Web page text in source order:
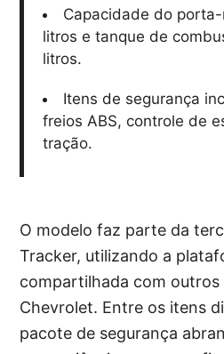
Capacidade do
litros e tanque de
litros.
Itens de segurança
freios ABS, controle de
tração.
O modelo faz parte da
Tracker, utilizando a
compartilhada com outros
Chevrolet. Entre os itens
pacote de segurança